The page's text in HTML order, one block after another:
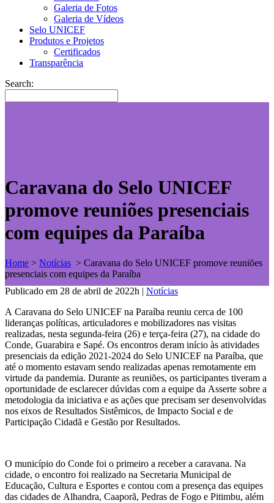
Galeria de Fotos
Galeria de Vídeos
Selo UNICEF
Produtos e Projetos
Certificados
Transparência
Search:
Caravana do Selo UNICEF
promove reuniões presenciais
com equipes da Paraíba
Home > Notícias > Caravana do Selo UNICEF promove reuniões
presenciais com equipes da Paraíba
Publicado em 28 de abril de 2022h | Notícias
A Caravana do Selo UNICEF na Paraíba reuniu cerca de 100
lideranças políticas, articuladores e mobilizadores nas visitas
realizadas, nesta segunda-feira (26) e terça-feira (27), na cidade do
Conde, Guarabira e Sapé. Os encontros deram início às atividades
presenciais da edição 2021-2024 do Selo UNICEF na Paraíba, que
até o momento estavam sendo realizadas apenas remotamente em
virtude da pandemia. Durante as reuniões, os participantes tiveram a
oportunidade de esclarecer dúvidas com a equipe da Asserte sobre a
metodologia da iniciativa e as ações que precisam ser desenvolvidas
nos eixos de Resultados Sistêmicos, de Impacto Social e de
Participação Cidadã e Gestão por Resultados.
O município do Conde foi o primeiro a receber a caravana. Na
cidade, o encontro foi realizado na Secretaria Municipal de
Educação, Cultura e Esportes e contou com a presença das equipes
das cidades de Alhandra, Caaporã, Pedras de Fogo e Pitimbu, além